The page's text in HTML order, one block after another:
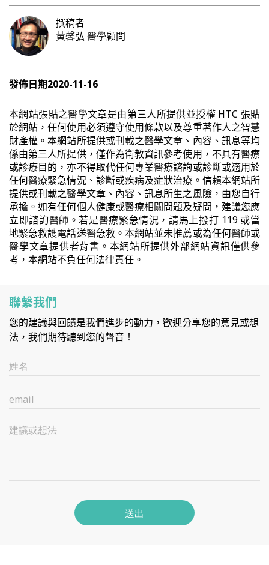
撰稿者
黃馨弘 醫學顧問
發佈日期2020-11-16
本網站張貼之醫學文章是由第三人所提供並授權 HTC 張貼
於網站，任何使用必須遵守使用條款以及尊重著作人之智慧
財產權。本網站所提供或刊載之醫學文章、內容、訊息等均
係由第三人所提供，僅作為衛教資訊參考使用，不具有醫療
或診療目的，亦不得取代任何專業醫療諮詢或診斷或適用於
任何醫療緊急情況、診斷或疾病及症狀治療。信賴本網站所
提供或刊載之醫學文章、內容、訊息所生之風險，由您自行
承擔。如有任何個人健康或醫療相關問題及疑問，建議您應
立即諮詢醫師。若是醫療緊急情況，請馬上撥打 119 或當
地緊急救護電話送醫急救。本網站並未推薦或為任何醫師或
醫學文章提供者背書。本網站所提供外部網站資訊僅供參
考，本網站不負任何法律責任。
聯繫我們
您的建議與回饋是我們進步的動力，歡迎分享您的意見或想
法，我們期待聽到您的聲音！
姓名
email
建議或想法
送出